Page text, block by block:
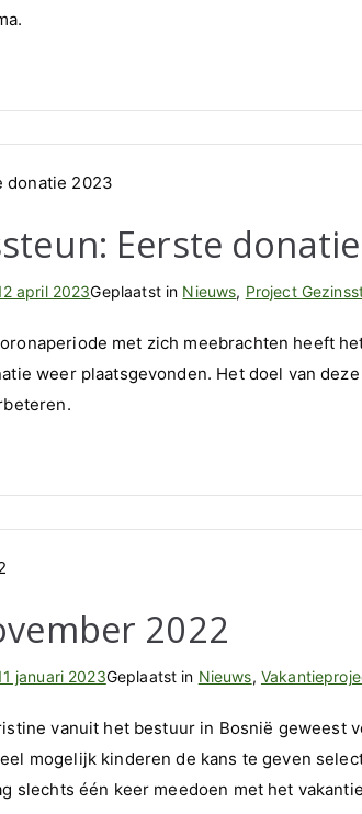
Eerste
april 2023Geplaatst in Nieuws, Project
met zich meebrachten heeft
weer plaatsgevonden. Het doel van
2022
januari 2023Geplaatst in Nieuws,
vanuit het bestuur in Bosnië geweest
mogelijk kinderen de kans te geven
slechts één keer meedoen met het